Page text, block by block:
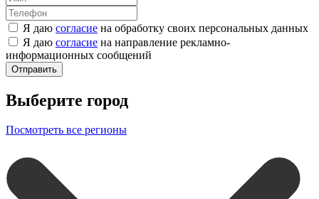
Я даю согласие на обработку своих персональных данных
Я даю согласие на направление рекламно-
информационных сообщений
Отправить
Выберите город
Посмотреть все регионы